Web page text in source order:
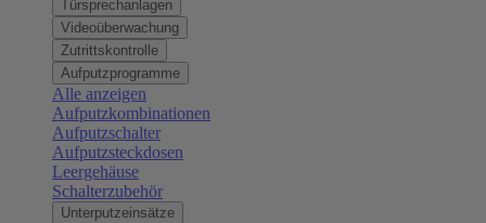
Türsprechanlagen
Videoüberwachung
Zutrittskontrolle
Aufputzprogramme
Alle anzeigen
Aufputzkombinationen
Aufputzschalter
Aufputzsteckdosen
Leergehäuse
Schalterzubehör
Unterputzeinsätze